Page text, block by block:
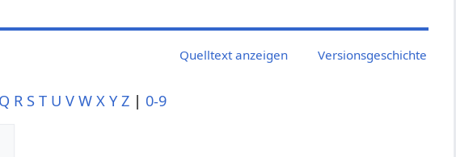
Quelltext anzeigen Versionsgeschichte
Q R S T U V W X Y Z | 0-9